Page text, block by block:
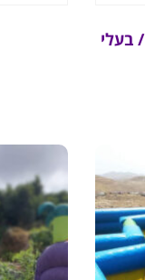
בעלי